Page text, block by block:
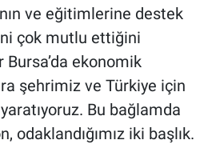
ve eğitimlerine destek
çok mutlu ettiğini
Bursa’da ekonomik
şehrimiz ve Türkiye için
Bu bağlamda
odaklandığımız iki başlık.